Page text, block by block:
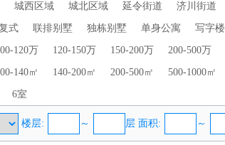
城西区域 城北区域 延令街道 济川街道
式 联排别墅 独栋别墅 单身公寓 写字楼
120万 120-150万 150-200万 200-500万
140㎡ 140-200㎡ 200-500㎡ 500-1000㎡
6室
楼层: ～ 层 面积: ～